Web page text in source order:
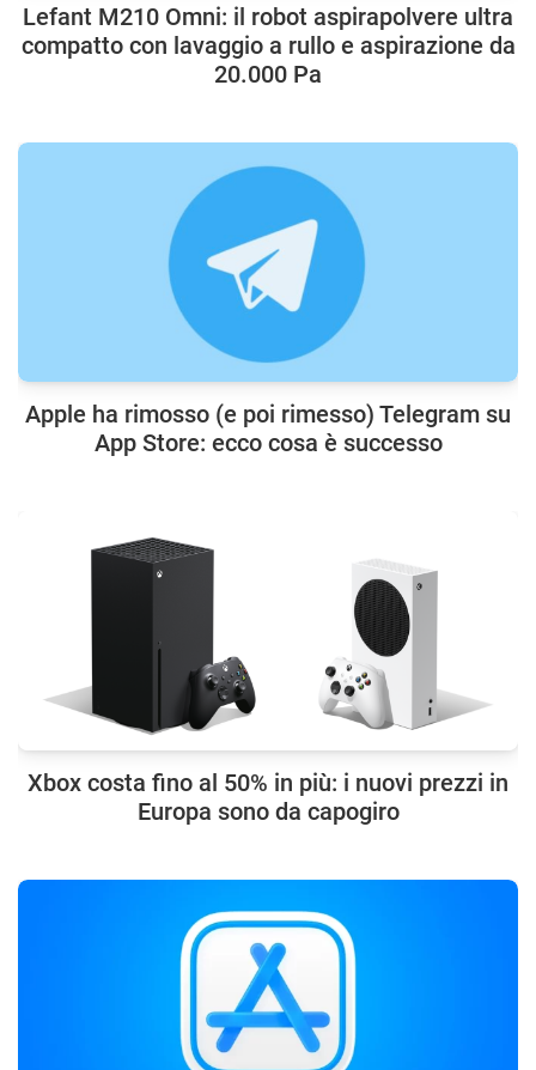
Lefant M210 Omni: il robot aspirapolvere ultra
compatto con lavaggio a rullo e aspirazione da
20.000 Pa
Apple ha rimosso (e poi rimesso) Telegram su
App Store: ecco cosa è successo
Xbox costa fino al 50% in più: i nuovi prezzi in
Europa sono da capogiro